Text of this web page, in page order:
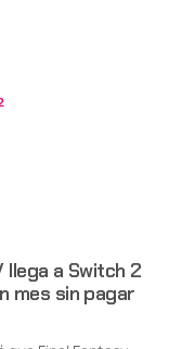
llega a Switch 2
mes sin pagar